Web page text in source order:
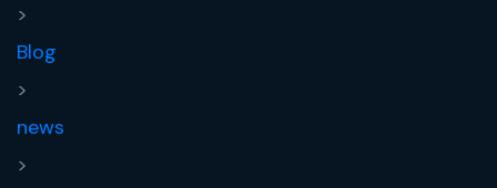
>
Blog
>
news
>